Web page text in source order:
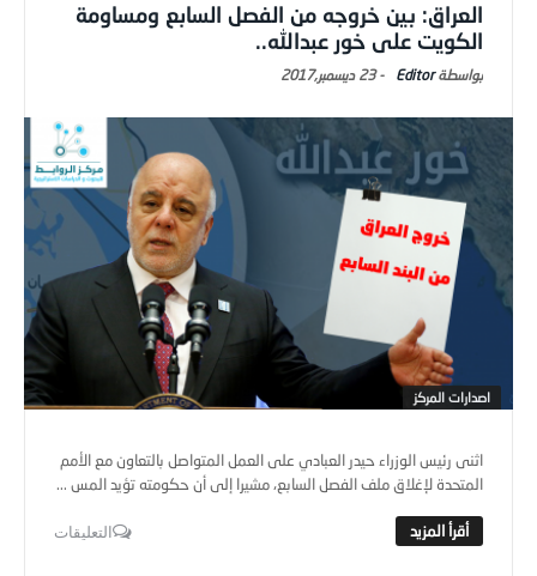
العراق: بين خروجه من الفصل السابع ومساومة
الكويت على خور عبدالله..
Editor
-23 ديسمبر,2017
اصدارات المركز
اثنى رئيس الوزراء حيدر العبادي على العمل المتواصل بالتعاون مع الأمم
المتحدة لإغلاق ملف الفصل السابع، مشيرا إلى أن حكومته تؤيد المس ...
التعليقات